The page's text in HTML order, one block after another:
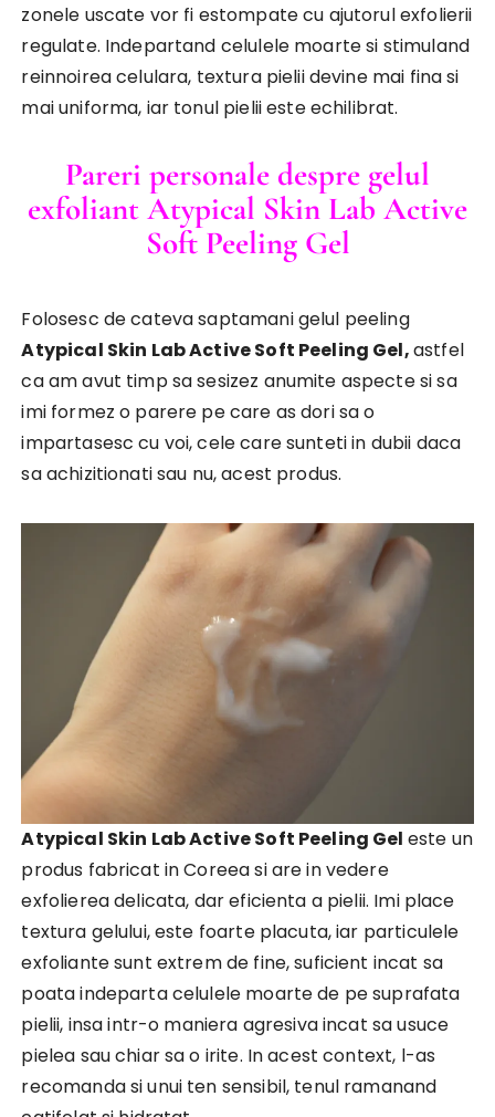
zonele uscate vor fi estompate cu ajutorul exfolierii
regulate. Indepartand celulele moarte si stimuland
reinnoirea celulara, textura pielii devine mai fina si
mai uniforma, iar tonul pielii este echilibrat.
Pareri personale despre gelul
exfoliant Atypical Skin Lab Active
Soft Peeling Gel
Folosesc de cateva saptamani gelul peeling
Atypical Skin Lab Active Soft Peeling Gel,astfel
ca am avut timp sa sesizez anumite aspecte si sa
imi formez o parere pe care as dori sa o
impartasesc cu voi, cele care sunteti in dubii daca
sa achizitionati sau nu, acest produs.
Atypical Skin Lab Active Soft Peeling Gel este un
produs fabricat in Coreea si are in vedere
exfolierea delicata, dar eficienta a pielii. Imi place
textura gelului, este foarte placuta, iar particulele
exfoliante sunt extrem de fine, suficient incat sa
poata indeparta celulele moarte de pe suprafata
pielii, insa intr-o maniera agresiva incat sa usuce
pielea sau chiar sa o irite. In acest context, l-as
recomanda si unui ten sensibil, tenul ramanand